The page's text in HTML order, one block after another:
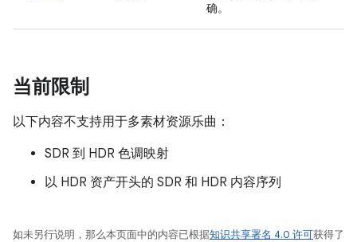
确。
当前限制
以下内容不支持用于多素材资源乐曲：
SDR 到 HDR 色调映射
以 HDR 资产开头的 SDR 和 HDR 内容序列
如未另行说明，那么本页面中的内容已根据知识共享署名 4.0 许可获得了